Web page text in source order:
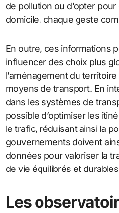
de pollution ou d’opter pour
domicile, chaque geste
En outre, ces informations
influencer des choix plus
l’aménagement du territoire
moyens de transport. En
dans les systèmes de
possible d’optimiser les
le trafic, réduisant ainsi la
gouvernements doivent
données pour valoriser la
de vie équilibrés et
Les